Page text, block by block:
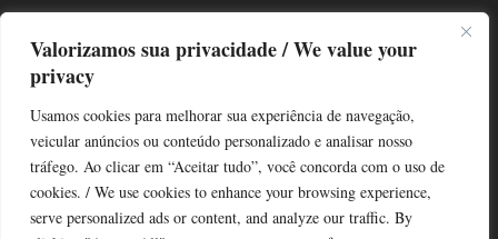
Valorizamos sua privacidade / We value your
privacy
Usamos cookies para melhorar sua experiência de navegação,
veicular anúncios ou conteúdo personalizado e analisar nosso
tráfego. Ao clicar em “Aceitar tudo”, você concorda com o uso de
cookies. / We use cookies to enhance your browsing experience,
serve personalized ads or content, and analyze our traffic. By
TODAS OS ASSUNTOS
Copyright © Alô Tatuapé 2013 / 2026